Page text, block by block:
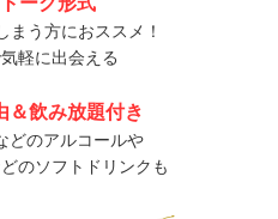
まう方におススメ！
軽に出会える
＆飲み放題付き
どのアルコールや
のソフトドリンクも